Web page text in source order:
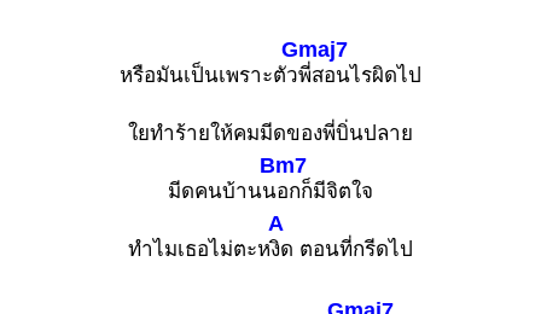
หรือมันเป็นเพราะตัว
Gmaj7
พี่สอนไรผิดไป
ใยทำร้ายให้คมมีดของพี่บิ่นปลาย
มีดคนบ้านน
Bm7
อกก็มีจิตใจ
ทำไมเธอไม่ตะห
A
งิด ตอนที่กรีดไป